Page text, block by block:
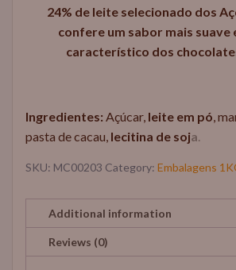
24% de leite selecionado dos
confere um sabor mais suave
característico dos
Ingredientes: Açúcar, leite em pó,
pasta de cacau, lecitina de soja.
SKU: MC00203 Category: Embalagens
Additional information
Reviews (0)